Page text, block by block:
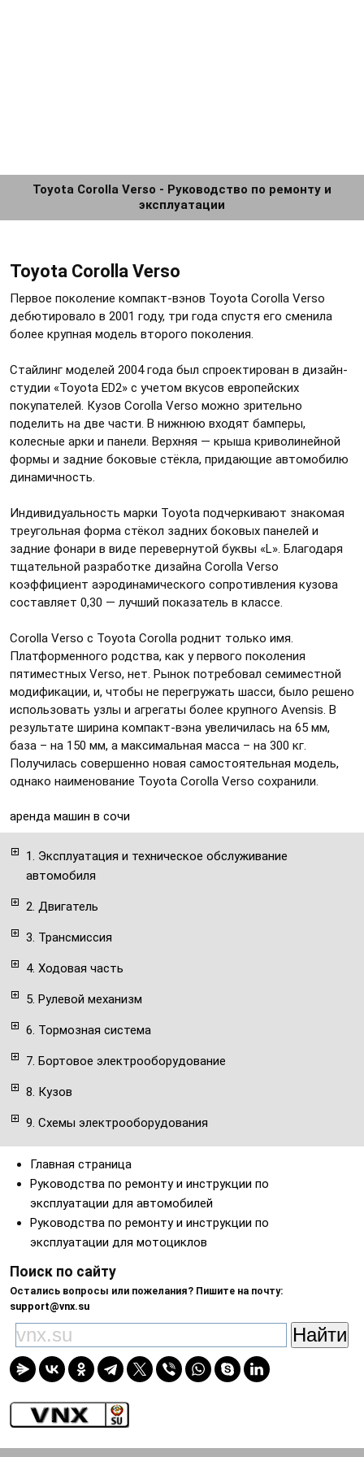
Toyota Corolla Verso - Руководство по ремонту и
эксплуатации
1. Эксплуатация и техническое обслуживание
автомобиля
2. Двигатель
3. Трансмиссия
4. Ходовая часть
5. Рулевой механизм
6. Тормозная система
7. Бортовое электрооборудование
8. Кузов
9. Схемы электрооборудования
Toyota Corolla Verso
Первое поколение компакт-вэнов Toyota Corolla Verso
дебютировало в 2001 году, три года спустя его сменила
более крупная модель второго поколения.
Стайлинг моделей 2004 года был спроектирован в дизайн-
студии «Toyota ED2» с учетом вкусов европейских
покупателей. Кузов Corolla Verso можно зрительно
поделить на две части. В нижнюю входят бамперы,
колесные арки и панели. Верхняя — крыша криволинейной
формы и задние боковые стёкла, придающие автомобилю
динамичность.
Индивидуальность марки Toyota подчеркивают знакомая
треугольная форма стёкол задних боковых панелей и
задние фонари в виде перевернутой буквы «L». Благодаря
тщательной разработке дизайна Corolla Verso
коэффициент аэродинамического сопротивления кузова
составляет 0,30 — лучший показатель в классе.
Corolla Verso c Toyota Corolla роднит только имя.
Платформенного родства, как у первого поколения
пятиместных Verso, нет. Рынок потребовал семиместной
модификации, и, чтобы не перегружать шасси, было решено
использовать узлы и агрегаты более крупного Avensis. В
результате ширина компакт-вэна увеличилась на 65 мм,
база – на 150 мм, а максимальная масса – на 300 кг.
Получилась совершенно новая самостоятельная модель,
однако наименование Toyota Corolla Verso сохранили.
аренда машин в сочи
Главная страница
Руководства по ремонту и инструкции по
эксплуатации для автомобилей
Руководства по ремонту и инструкции по
эксплуатации для мотоциклов
Поиск по сайту
Остались вопросы или пожелания? Пишите на почту:
support@vnx.su